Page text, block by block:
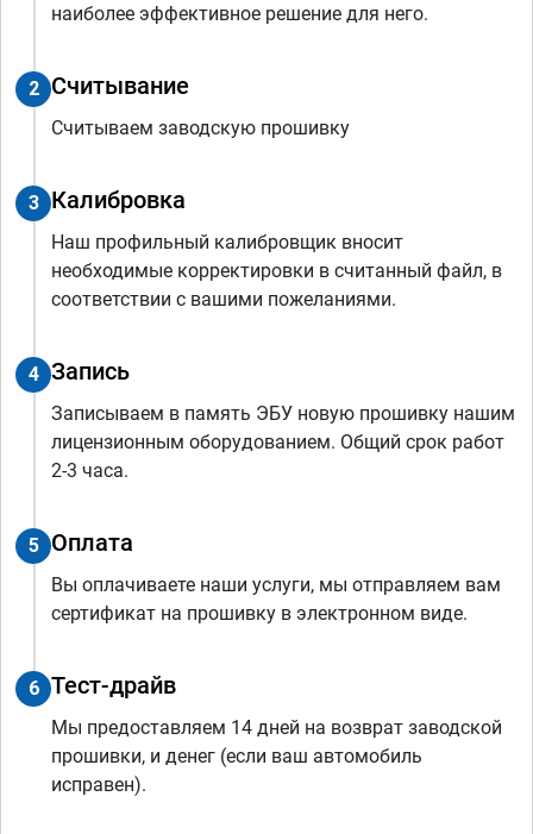
наиболее эффективное решение для него.
2 Считывание
Считываем заводскую прошивку
3 Калибровка
Наш профильный калибровщик вносит
необходимые корректировки в считанный файл, в
соответствии с вашими пожеланиями.
4 Запись
Записываем в память ЭБУ новую прошивку нашим
лицензионным оборудованием. Общий срок работ
2-3 часа.
5 Оплата
Вы оплачиваете наши услуги, мы отправляем вам
сертификат на прошивку в электронном виде.
6 Тест-драйв
Мы предоставляем 14 дней на возврат заводской
прошивки, и денег (если ваш автомобиль
исправен).